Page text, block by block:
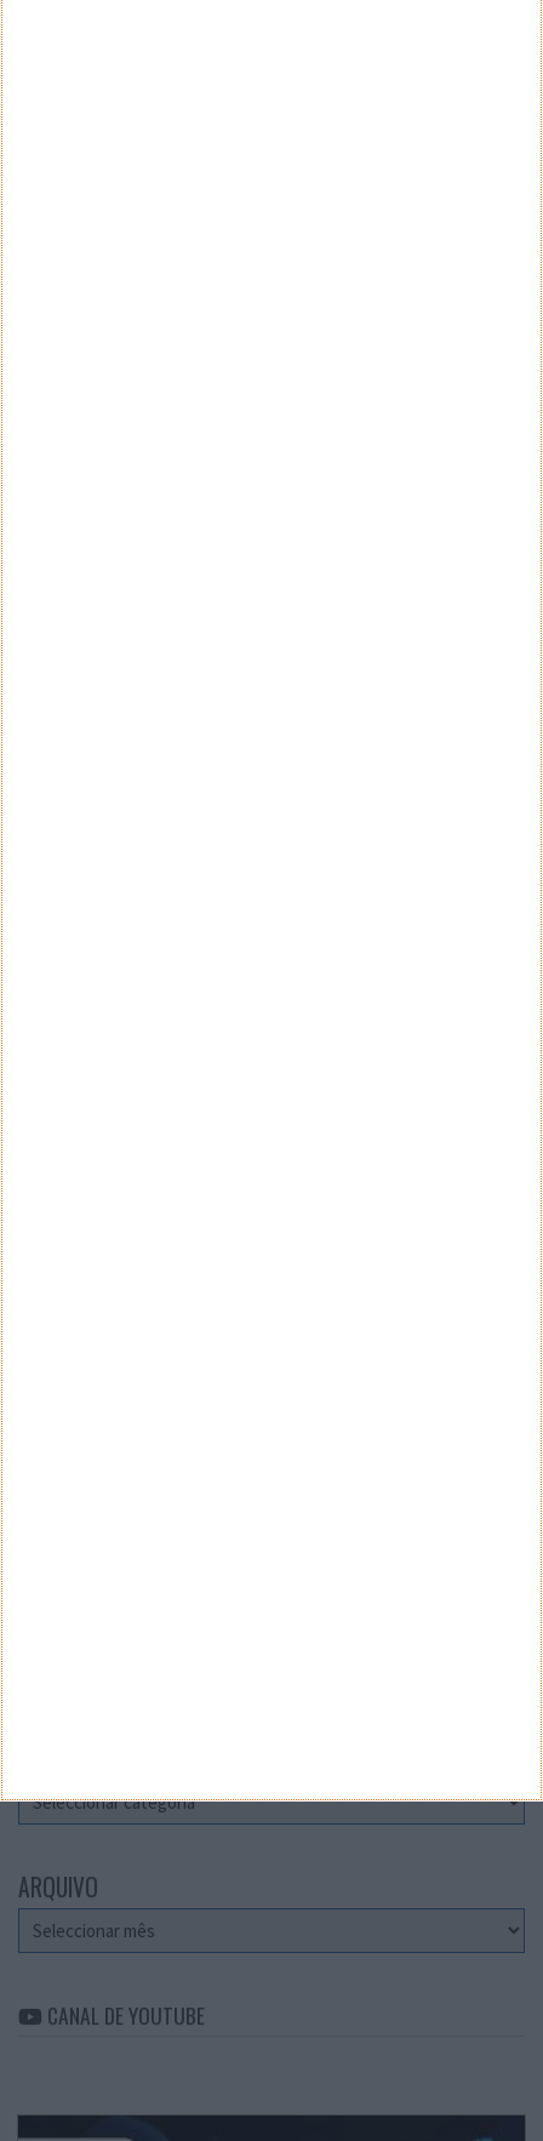
ARQUIVO
Arquivo
CANAL DE YOUTUBE